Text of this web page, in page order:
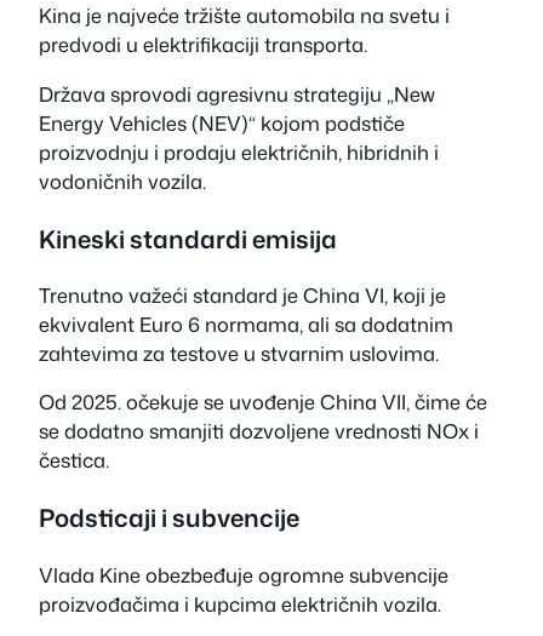
Kina je najveće tržište automobila na svetu i
predvodi u elektrifikaciji transporta.
Država sprovodi agresivnu strategiju „New
Energy Vehicles (NEV)“ kojom podstiče
proizvodnju i prodaju električnih, hibridnih i
vodoničnih vozila.
Kineski standardi emisija
Trenutno važeći standard je China VI, koji je
ekvivalent Euro 6 normama, ali sa dodatnim
zahtevima za testove u stvarnim uslovima.
Od 2025. očekuje se uvođenje China VII, čime će
se dodatno smanjiti dozvoljene vrednosti NOx i
čestica.
Podsticaji i subvencije
Vlada Kine obezbeđuje ogromne subvencije
proizvođačima i kupcima električnih vozila.